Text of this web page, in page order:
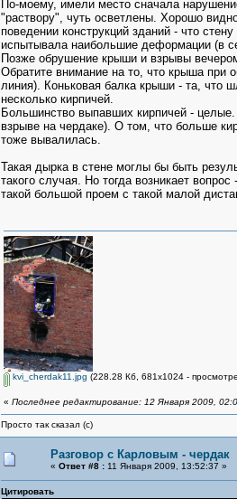
По-моему, имели место сначала
"раствору", чуть осветлены. Хорошо
поведении конструкций зданий - что
испытывала наибольшие деформации (в
Позже обрушение крыши и взрывы
Обратите внимание на то, что крыша при
линия). Коньковая балка крыши - та, что
несколько кирпичей.
Большинство выпавших кирпичей -
взрыве на чердаке). О том, что больше
тоже вывалилась.
Такая дырка в стене моглы бы быть
такого случая. Но тогда возникает
такой большой проем с такой малой
kvi_cherdak11.jpg (228.28 Кб, 681x1024 -
« Последнее редактирование: 12 Января 2009,
Просто так сказал (с)
Разговор с Карловым - чердак
« Ответ #8 :11 Января 2009, 13:52:37 »
Цитировать